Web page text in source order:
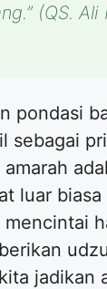
(QS. Ali
pondasi
sebagai
luar
jadikan